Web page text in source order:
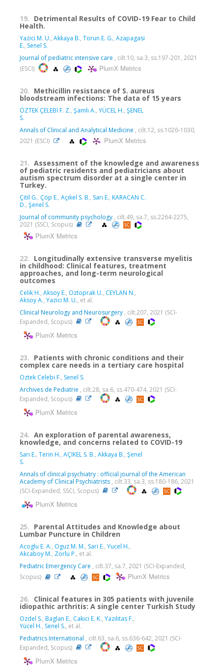
19. Detrimental Results of COVID-19 Fear to Child
Health.
Yazici M. U., Akkaya B., Torun E. G., Azapagasi
E., Senel S.
Journal of pediatric intensive care , cilt.10, sa.3, ss.197-201, 2021
(ESCI)
PlumX Metrics
20. Methicillin resistance of S. aureus
bloodstream infections: The data of 15 years
ÖZTEK ÇELEBİ F. Z., Şamlı A., YÜCEL H., ŞENEL
S.
Annals of Clinical and Analytical Medicine , cilt.12, ss.1026-1030,
2021 (ESCI)
PlumX Metrics
21. Assessment of the knowledge and awareness
of pediatric residents and pediatricians about
autism spectrum disorder at a single center in
Turkey.
Çitil G., Çöp E., Açıkel S. B., Sarı E., KARACAN C.
D., Şenel S.
Journal of community psychology , cilt.49, sa.7, ss.2264-2275,
2021 (SSCI, Scopus)
PlumX Metrics
22. Longitudinally extensive transverse myelitis
in childhood: Clinical features, treatment
approaches, and long-term neurological
outcomes
Celik H., Aksoy E., Oztoprak U., CEYLAN N.,
Aksoy A., Yazici M. U., et al.
Clinical Neurology and Neurosurgery , cilt.207, 2021 (SCI-
Expanded, Scopus)
PlumX Metrics
23. Patients with chronic conditions and their
complex care needs in a tertiary care hospital
Oztek Celebi F., Senel S.
Archives de Pediatrie , cilt.28, sa.6, ss.470-474, 2021 (SCI-
Expanded, Scopus)
PlumX Metrics
24. An exploration of parental awareness,
knowledge, and concerns related to COVID-19
Sarı E., Terin H., AÇIKEL S. B., Akkaya B., Şenel
S.
Annals of clinical psychiatry : official journal of the American
Academy of Clinical Psychiatrists , cilt.33, sa.3, ss.180-186, 2021
(SCI-Expanded, SSCI, Scopus)
PlumX Metrics
25. Parental Attitudes and Knowledge about
Lumbar Puncture in Children
Acoglu E. A., Oguz M. M., Sari E., Yucel H.,
Akcaboy M., Zorlu P., et al.
Pediatric Emergency Care , cilt.37, sa.7, 2021 (SCI-Expanded,
Scopus)
PlumX Metrics
26. Clinical features in 305 patients with juvenile
idiopathic arthritis: A single center Turkish Study
Ozdel S., Baglan E., Cakıcı E. K., Yazılıtas F.,
Yücel H., Senel S., et al.
Pediatrics International , cilt.63, sa.6, ss.636-642, 2021 (SCI-
Expanded, Scopus)
PlumX Metrics